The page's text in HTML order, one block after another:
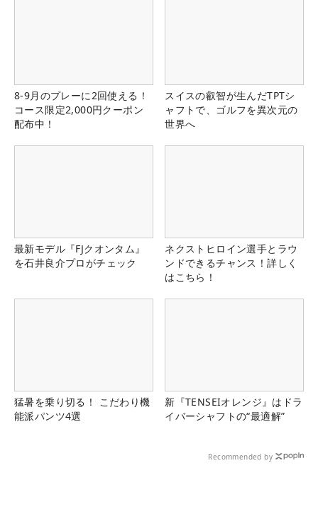
8-9月のプレーに2回使える！
コース限定2,000円クーポン
配布中！
スイスの叡智が生んだTPTシ
ャフトで、ゴルフを異次元の
世界へ
最新モデル『FJクオンタム』
を石井良介プロがチェック
ネクストヒロイン選手とラウ
ンドできるチャンス！詳しく
はこちら！
猛暑を乗り切る！ こだわり機
能派パンツ4選
新『TENSEIオレンジ』はドラ
イバーシャフトの“最適解”
Recommended by